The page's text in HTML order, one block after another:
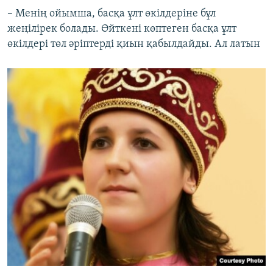
– Менің ойымша, басқа ұлт өкілдеріне бұл
жеңілірек болады. Өйткені көптеген басқа ұлт
өкілдері төл әріптерді қиын қабылдайды. Ал латын